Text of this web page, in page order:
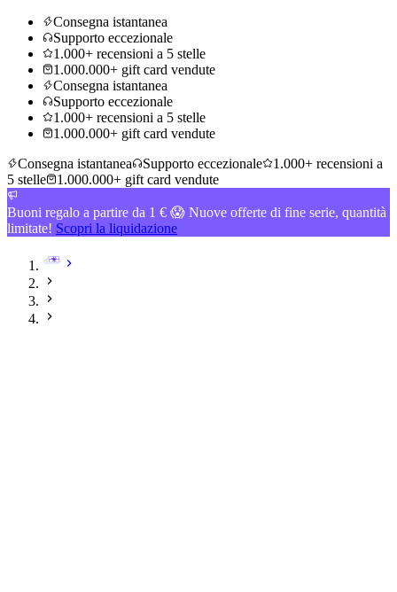
Consegna istantanea
Supporto eccezionale
1.000+ recensioni a 5 stelle
1.000.000+ gift card vendute
Consegna istantanea
Supporto eccezionale
1.000+ recensioni a 5 stelle
1.000.000+ gift card vendute
Consegna istantanea
Supporto eccezionale
1.000+ recensioni a
5 stelle
1.000.000+ gift card vendute
Buoni regalo a partire da 1 € 😱 Nuove offerte di fine serie, quantità
limitate! Scopri la liquidazione